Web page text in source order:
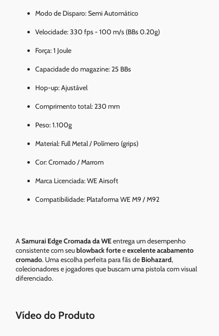
Modo de Disparo: Semi Automático
Velocidade: 330 fps - 100 m/s (BBs 0.20g)
Força: 1 Joule
Capacidade do magazine: 25 BBs
Hop-up: Ajustável
Comprimento total: 230 mm
Peso: 1.100g
Material: Full Metal / Polímero (grips)
Cor: Cromado / Marrom
Marca Licenciada: WE Airsoft
Compatibilidade: Plataforma WE M9 / M92
ASamurai Edge Cromada da WEentrega um desempenho
consistente com seu blowback forteeexcelente acabamento
cromado. Uma escolha perfeita para fãs de Biohazard,
colecionadores e jogadores que buscam uma pistola com visual
diferenciado.
Vídeo do Produto